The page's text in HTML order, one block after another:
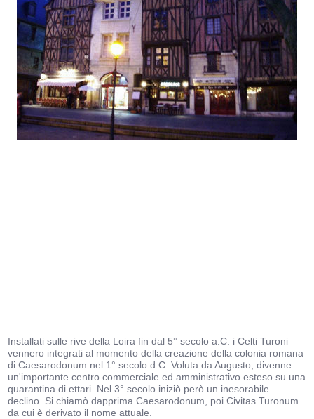
Installati sulle rive della Loira fin dal 5° secolo a.C. i Celti Turoni
vennero integrati al momento della creazione della colonia romana
di Caesarodonum nel 1° secolo d.C. Voluta da Augusto, divenne
un'importante centro commerciale ed amministrativo esteso su una
quarantina di ettari. Nel 3° secolo iniziò però un inesorabile
declino. Si chiamò dapprima Caesarodonum, poi Civitas Turonum
da cui è derivato il nome attuale.